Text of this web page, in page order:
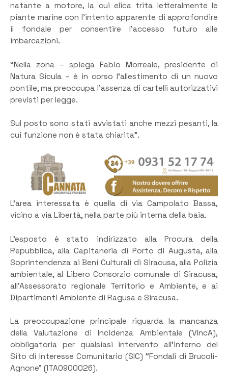
natante a motore, la cui elica trita letteralmente le
piante marine con l’intento apparente di approfondire
il fondale per consentire l’accesso futuro alle
imbarcazioni.
“Nella zona – spiega Fabio Morreale, presidente di
Natura Sicula – è in corso l’allestimento di un nuovo
pontile, ma preoccupa l’assenza di cartelli autorizzativi
previsti per legge.
Sul posto sono stati avvistati anche mezzi pesanti, la
cui funzione non è stata chiarita”.
L’area interessata è quella di via Campolato Bassa,
vicino a via Libertà, nella parte più interna della baia.
L’esposto è stato indirizzato alla Procura della
Repubblica, alla Capitaneria di Porto di Augusta, alla
Soprintendenza ai Beni Culturali di Siracusa, alla Polizia
ambientale, al Libero Consorzio comunale di Siracusa,
all’Assessorato regionale Territorio e Ambiente, e ai
Dipartimenti Ambiente di Ragusa e Siracusa.
La preoccupazione principale riguarda la mancanza
della Valutazione di Incidenza Ambientale (VIncA),
obbligatoria per qualsiasi intervento all’interno del
Sito di Interesse Comunitario (SIC) “Fondali di Brucoli-
Agnone” (ITA0900026).